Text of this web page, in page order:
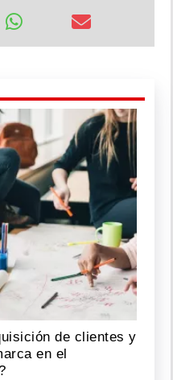
de clientes y
en el